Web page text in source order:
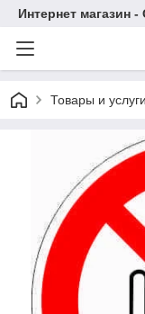
Интернет магазин -
Товары и услуги